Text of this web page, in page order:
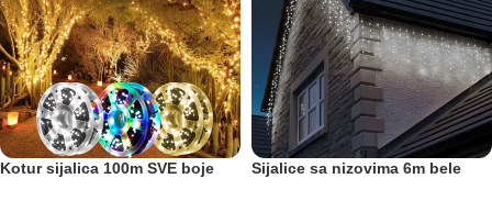
Kotur sijalica 100m SVE boje Sijalice sa nizovima 6m bele